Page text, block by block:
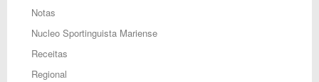
Notas
Nucleo Sportinguista Mariense
Receitas
Regional